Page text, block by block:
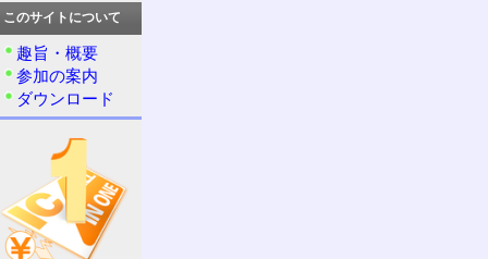
このサイトについて
趣旨・概要
参加の案内
ダウンロード